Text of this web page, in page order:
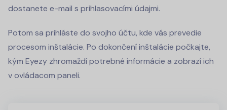
dostanete e-mail s prihlasovacími údajmi.
Potom sa prihláste do svojho účtu, kde vás prevedie
procesom inštalácie. Po dokončení inštalácie počkajte,
kým Eyezy zhromaždí potrebné informácie a zobrazí ich
v ovládacom paneli.